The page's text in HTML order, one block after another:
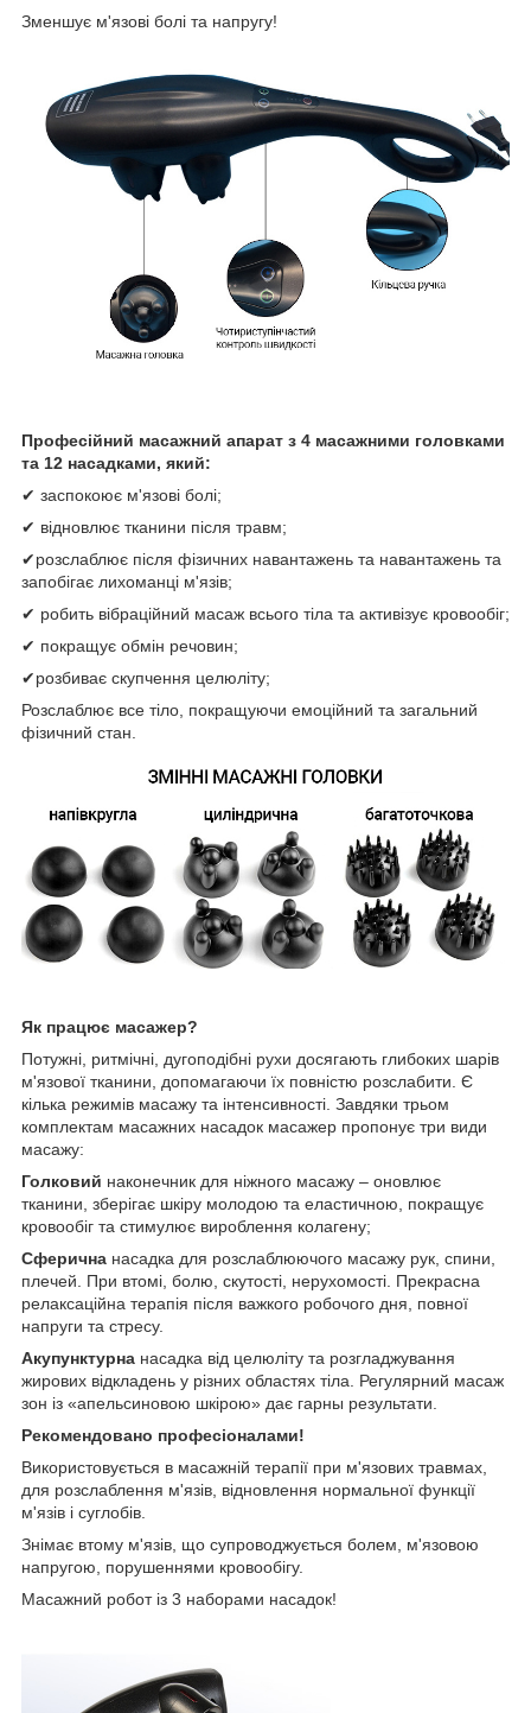
Зменшує м'язові болі та напругу!
Професійний масажний апарат з 4 масажними головками
та 12 насадками, який:
✔ заспокоює м'язові болі;
✔ відновлює тканини після травм;
✔розслаблює після фізичних навантажень та навантажень та
запобігає лихоманці м'язів;
✔ робить вібраційний масаж всього тіла та активізує кровообіг;
✔ покращує обмін речовин;
✔розбиває скупчення целюліту;
Розслаблює все тіло, покращуючи емоційний та загальний
фізичний стан.
Як працює масажер?
Потужні, ритмічні, дугоподібні рухи досягають глибоких шарів
м'язової тканини, допомагаючи їх повністю розслабити. Є
кілька режимів масажу та інтенсивності. Завдяки трьом
комплектам масажних насадок масажер пропонує три види
масажу:
Голковий наконечник для ніжного масажу – оновлює
тканини, зберігає шкіру молодою та еластичною, покращує
кровообіг та стимулює вироблення колагену;
Сферична насадка для розслаблюючого масажу рук, спини,
плечей. При втомі, болю, скутості, нерухомості. Прекрасна
релаксаційна терапія після важкого робочого дня, повної
напруги та стресу.
Акупунктурна насадка від целюліту та розгладжування
жирових відкладень у різних областях тіла. Регулярний масаж
зон із «апельсиновою шкірою» дає гарны результати.
Рекомендовано професіоналами!
Використовується в масажній терапії при м'язових травмах,
для розслаблення м'язів, відновлення нормальної функції
м'язів і суглобів.
Знімає втому м'язів, що супроводжується болем, м'язовою
напругою, порушеннями кровообігу.
Масажний робот із 3 наборами насадок!